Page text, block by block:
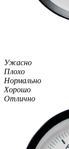
Ужасно
Плохо
Нормально
Хорошо
Отлично